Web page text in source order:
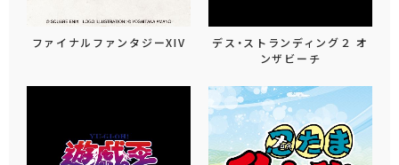
ファイナルファンタジーXIV
デス・ストランディング２ オ
ンザビーチ